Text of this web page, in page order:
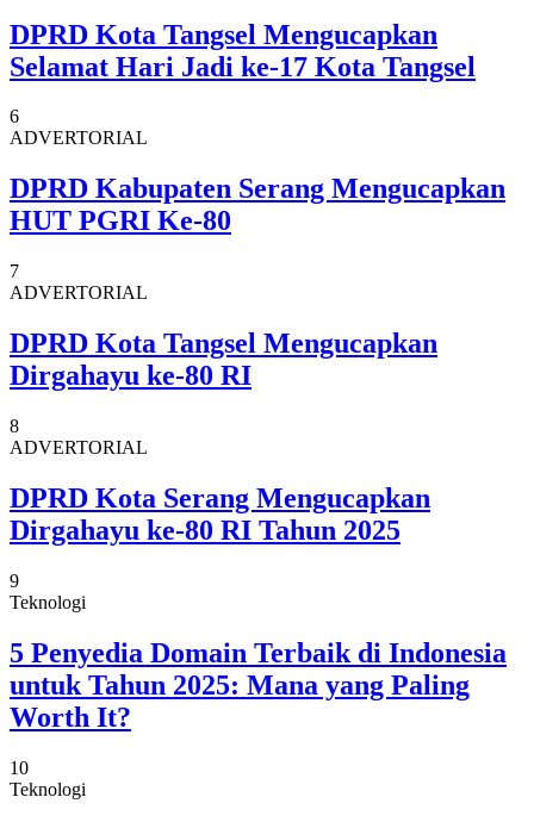
DPRD Kota Tangsel Mengucapkan
Selamat Hari Jadi ke-17 Kota Tangsel
6
ADVERTORIAL
DPRD Kabupaten Serang Mengucapkan
HUT PGRI Ke-80
7
ADVERTORIAL
DPRD Kota Tangsel Mengucapkan
Dirgahayu ke-80 RI
8
ADVERTORIAL
DPRD Kota Serang Mengucapkan
Dirgahayu ke-80 RI Tahun 2025
9
Teknologi
5 Penyedia Domain Terbaik di Indonesia
untuk Tahun 2025: Mana yang Paling
Worth It?
10
Teknologi